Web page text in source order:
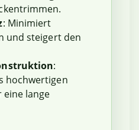
: Minimiert
und steigert den
:
hochwertigen
lange